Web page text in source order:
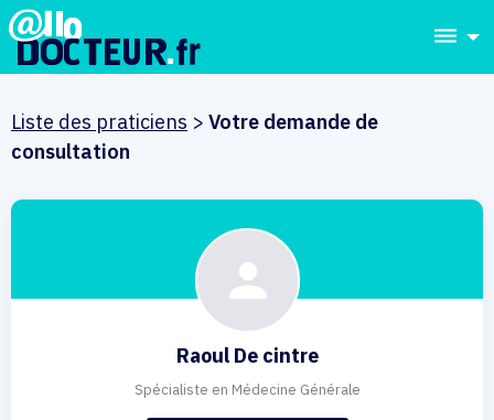
dehaze
Liste des praticiens > Votre demande de
consultation
Raoul De cintre
Spécialiste en Médecine Générale